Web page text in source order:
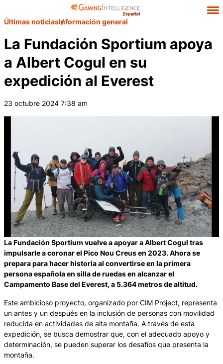
Últimas noticiasInformación general
La Fundación Sportium apoya
a Albert Cogul en su
expedición al Everest
23 octubre 2024 7:38 am
La Fundación Sportium vuelve a apoyar a Albert Cogul tras
impulsarle a coronar el Pico Nou Creus en 2023. Ahora se
prepara para hacer historia al convertirse en la primera
persona española en silla de ruedas en alcanzar el
Campamento Base del Everest, a 5.364 metros de altitud.
Este ambicioso proyecto, organizado por CIM Project, representa
un antes y un después en la inclusión de personas con movilidad
reducida en actividades de alta montaña. A través de esta
expedición, se busca demostrar que, con el adecuado apoyo y
determinación, se pueden superar los desafíos que presenta la
montaña.